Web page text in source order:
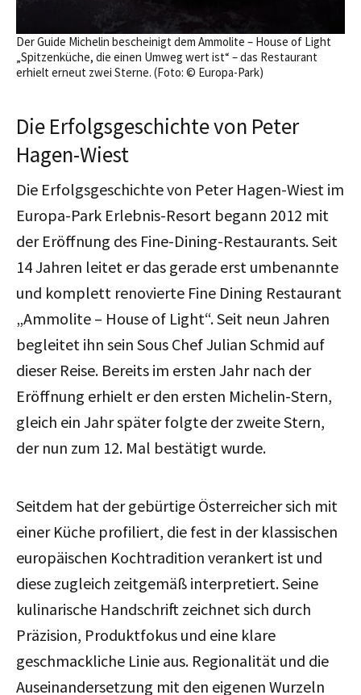
Der Guide Michelin bescheinigt dem Ammolite – House of Light
„Spitzenküche, die einen Umweg wert ist“ – das Restaurant
erhielt erneut zwei Sterne. (Foto: © Europa-Park)
Die Erfolgsgeschichte von Peter
Hagen-Wiest
Die Erfolgsgeschichte von Peter Hagen-Wiest im
Europa-Park Erlebnis-Resort begann 2012 mit
der Eröffnung des Fine-Dining-Restaurants. Seit
14 Jahren leitet er das gerade erst umbenannte
und komplett renovierte Fine Dining Restaurant
„Ammolite – House of Light“. Seit neun Jahren
begleitet ihn sein Sous Chef Julian Schmid auf
dieser Reise. Bereits im ersten Jahr nach der
Eröffnung erhielt er den ersten Michelin-Stern,
gleich ein Jahr später folgte der zweite Stern,
der nun zum 12. Mal bestätigt wurde.
Seitdem hat der gebürtige Österreicher sich mit
einer Küche profiliert, die fest in der klassischen
europäischen Kochtradition verankert ist und
diese zugleich zeitgemäß interpretiert. Seine
kulinarische Handschrift zeichnet sich durch
Präzision, Produktfokus und eine klare
geschmackliche Linie aus. Regionalität und die
Auseinandersetzung mit den eigenen Wurzeln